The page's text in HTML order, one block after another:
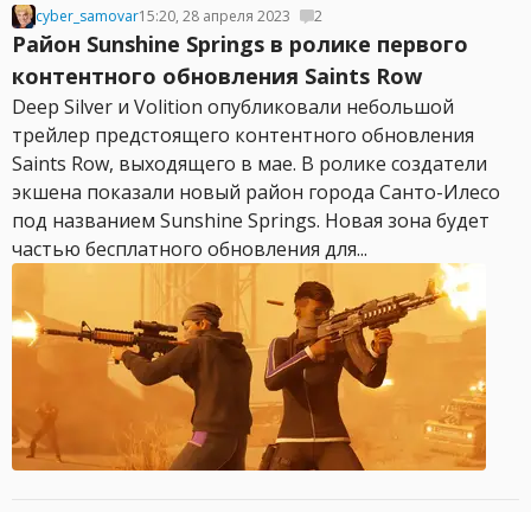
cyber_samovar15:20, 28 апреля 2023 2
Район Sunshine Springs в ролике первого
контентного обновления Saints Row
Deep Silver и Volition опубликовали небольшой
трейлер предстоящего контентного обновления
Saints Row, выходящего в мае. В ролике создатели
экшена показали новый район города Санто-Илесо
под названием Sunshine Springs. Новая зона будет
частью бесплатного обновления для...